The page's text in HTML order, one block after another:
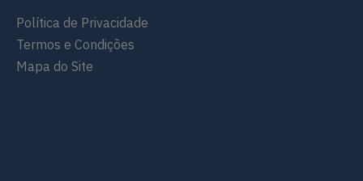
Política de Privacidade
Termos e Condições
Mapa do Site